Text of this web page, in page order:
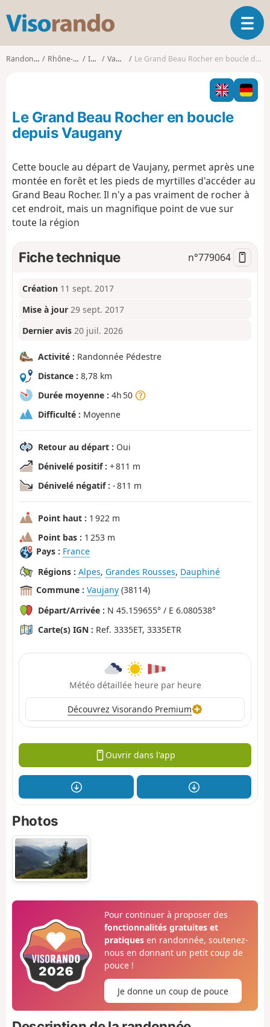
s
o
o
O
u
i
r
l
i
g
a
n
Randonnées Rhône-Alpes Isère Vaujany Le Grand Beau Rocher en boucle depuis Vaugany
Le Grand Beau Rocher en boucle
depuis Vaugany
Cette boucle au départ de Vaujany, permet après une
montée en forêt et les pieds de myrtilles d'accéder au
Grand Beau Rocher. Il n'y a pas vraiment de rocher à
cet endroit, mais un magnifique point de vue sur
toute la région
Fiche technique n°779064
Création 11 sept. 2017
Mise à jour 29 sept. 2017
Dernier avis 20 juil. 2026
Activité : Randonnée Pédestre
Distance : 8,78 km
Durée moyenne : 4h 50
Difficulté : Moyenne
Retour au départ : Oui
Dénivelé positif : + 811 m
Dénivelé négatif : - 811 m
Point haut : 1 922 m
Point bas : 1 253 m
Pays : France
Régions : Alpes, Grandes Rousses, Dauphiné
Commune : Vaujany (38114)
Départ/Arrivée : N 45.159655° / E 6.080538°
Carte(s) IGN : Ref. 3335ET, 3335ETR
Météo détaillée heure par heure
Découvrez Visorando Premium
Ouvrir dans l'app
Photos
Pour continuer à proposer des
fonctionnalités gratuites et
pratiquesen randonnée, soutenez-
nous en donnant un petit coup de
pouce !
Je donne un coup de pouce